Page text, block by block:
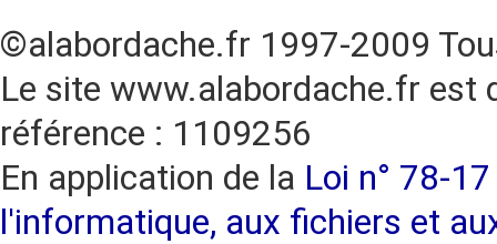
©alabordache.fr 1997-2009
Le site www.alabordache.fr est
référence : 1109256
En application de la Loi n° 78-
l'informatique, aux fichiers et